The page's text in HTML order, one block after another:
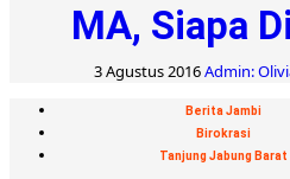
MA, Siapa
3 Agustus 2016Admin:
Berita Jambi
Birokrasi
Tanjung Jabung Barat